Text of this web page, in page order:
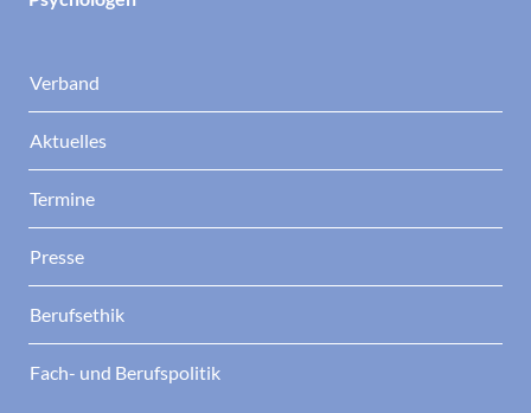
Verband
Aktuelles
Termine
Presse
Berufsethik
Fach- und Berufspolitik